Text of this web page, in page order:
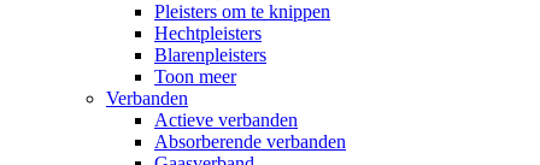
Pleisters om te knippen
Hechtpleisters
Blarenpleisters
Toon meer
Verbanden
Actieve verbanden
Absorberende verbanden